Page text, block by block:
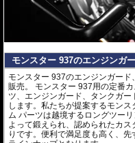
モンスター 937のエンジンガ
モンスター 937のエンジンガード
販売。 モンスター 937用の定番
ツ、エンジンガード、タンクガー
します。私たちが提案するモン
ム パーツは越境するロングツー
よって鍛えられ、認められたカス
りです。便利で満足度も高く、先